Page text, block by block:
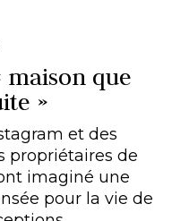
maison que
»
et des
propriétaires de
imaginé une
pour la vie de